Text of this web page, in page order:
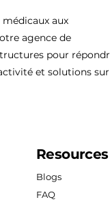
aux
agence de
pour
et solutions sur
Resources
Blogs
FAQ